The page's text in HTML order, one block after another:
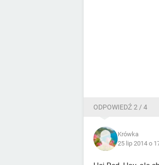
ODPOWIEDŹ 2 / 4
Krówka
25 lip 2014 o